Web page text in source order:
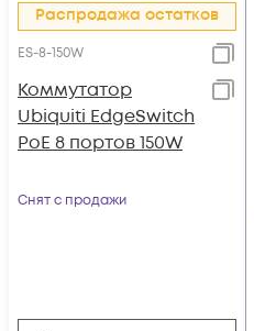
Распродажа остатков
ES-8-150W
Коммутатор
Ubiquiti EdgeSwitch
PoE 8 портов 150W
Снят с продажи